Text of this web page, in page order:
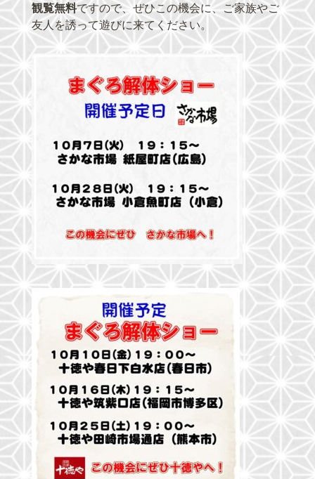
観覧無料ですので、ぜひこの機会に、ご家族やご
友人を誘って遊びに来てください。